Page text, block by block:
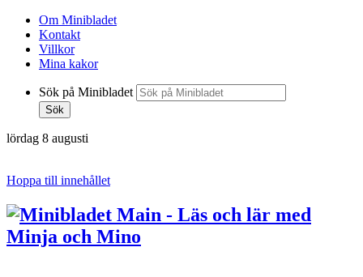
Om Minibladet
Kontakt
Villkor
Mina kakor
Sök på Minibladet
Sök
lördag 8 augusti
Hoppa till innehållet